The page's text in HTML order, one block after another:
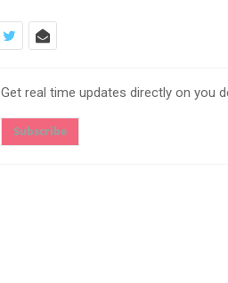
Get real time updates directly on you
Subscribe